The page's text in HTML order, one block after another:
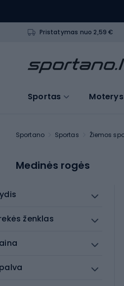
Pristatymas nuo 2,59 €
Sportas Moterys
Sportano Sportas Žiemos
Medinės rogės
ženklas